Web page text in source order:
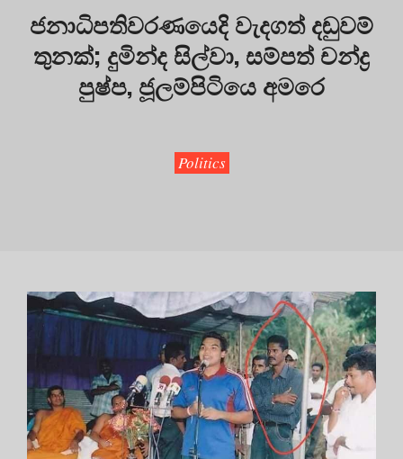
ජනාධිපතිවරණයෙදි වැදගත් දඬුවම්
තුනක්; දුමින්ද සිල්වා, සම්පත් චන්ද්‍ර
පුෂ්ප, ජූලම්පිටියෙ අමරෙ
Politics